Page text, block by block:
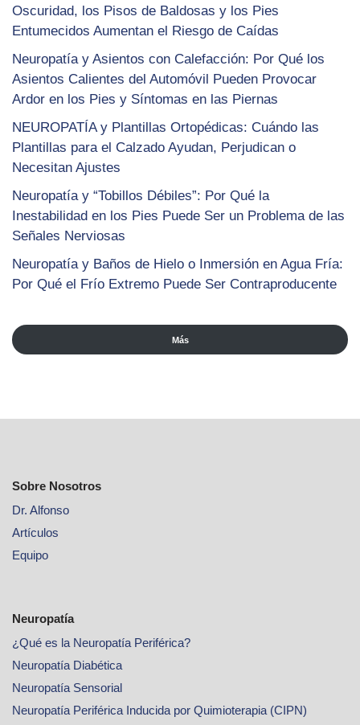
Oscuridad, los Pisos de Baldosas y los Pies
Entumecidos Aumentan el Riesgo de Caídas
Neuropatía y Asientos con Calefacción: Por Qué los
Asientos Calientes del Automóvil Pueden Provocar
Ardor en los Pies y Síntomas en las Piernas
NEUROPATÍA y Plantillas Ortopédicas: Cuándo las
Plantillas para el Calzado Ayudan, Perjudican o
Necesitan Ajustes
Neuropatía y “Tobillos Débiles”: Por Qué la
Inestabilidad en los Pies Puede Ser un Problema de las
Señales Nerviosas
Neuropatía y Baños de Hielo o Inmersión en Agua Fría:
Por Qué el Frío Extremo Puede Ser Contraproducente
Más
Sobre Nosotros
Dr. Alfonso
Artículos
Equipo
Neuropatía
¿Qué es la Neuropatía Periférica?
Neuropatía Diabética
Neuropatía Sensorial
Neuropatía Periférica Inducida por Quimioterapia (CIPN)